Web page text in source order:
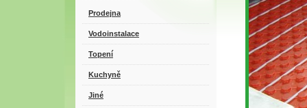
Prodejna
Vodoinstalace
Topení
Kuchyně
Jiné